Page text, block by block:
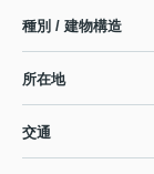
種別 / 建物構造
所在地
交通